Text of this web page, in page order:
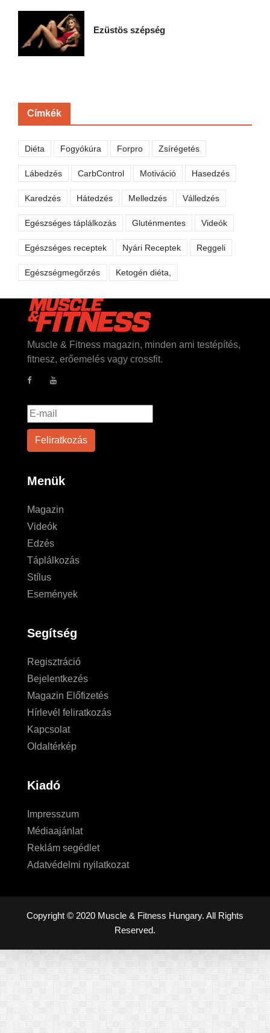
Ezüstös szépség
Címkék
Diéta Fogyókúra Forpro Zsírégetés
Lábedzés CarbControl Motiváció Hasedzés
Karedzés Hátedzés Melledzés Válledzés
Egészséges táplálkozás Gluténmentes Videók
Egészséges receptek Nyári Receptek Reggeli
Egészségmegőrzés Ketogén diéta,
Muscle & Fitness magazin, minden ami testépítés,
fitnesz, erőemelés vagy crossfit.
Menük
Magazin
Videók
Edzés
Táplálkozás
Stílus
Események
Segítség
Regisztráció
Bejelentkezés
Magazin Előfizetés
Hírlevél feliratkozás
Kapcsolat
Oldaltérkép
Kiadó
Impresszum
Médiaajánlat
Reklám segédlet
Adatvédelmi nyilatkozat
Copyright © 2020 Muscle & Fitness Hungary. All Rights
Reserved.